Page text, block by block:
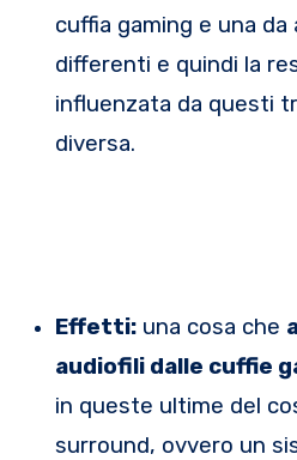
cuffia gaming e una
differenti e quindi la
influenzata da questi
diversa.
Effetti:una cosa che
audiofili dalle cuffie
in queste ultime del
surround, ovvero un